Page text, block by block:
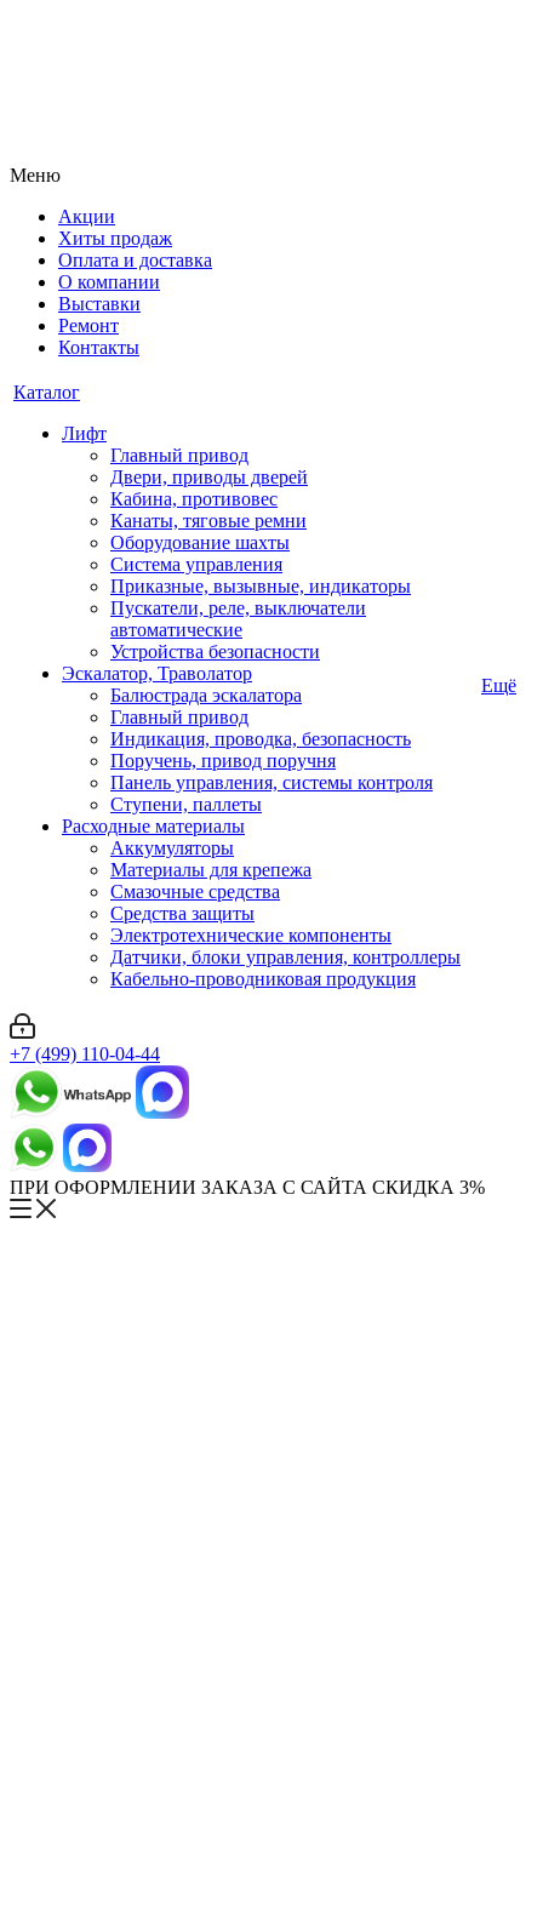
Меню
Акции
Хиты продаж
Оплата и доставка
О компании
Выставки
Ремонт
Контакты
Каталог
Лифт
Главный привод
Двери, приводы дверей
Кабина, противовес
Канаты, тяговые ремни
Оборудование шахты
Система управления
Приказные, вызывные, индикаторы
Пускатели, реле, выключатели
автоматические
Устройства безопасности
Эскалатор, Траволатор
Балюстрада эскалатора
Главный привод
Индикация, проводка, безопасность
Поручень, привод поручня
Панель управления, системы контроля
Ступени, паллеты
Расходные материалы
Аккумуляторы
Материалы для крепежа
Смазочные средства
Средства защиты
Электротехнические компоненты
Датчики, блоки управления, контроллеры
Кабельно-проводниковая продукция
Ещё
+7 (499) 110-04-44
ПРИ ОФОРМЛЕНИИ ЗАКАЗА С САЙТА СКИДКА 3%